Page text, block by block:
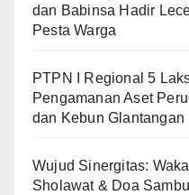
dan Babinsa Hadir
Pesta Warga
PTPN I Regional 5
Pengamanan Aset
dan Kebun Glantangan
Wujud Sinergitas:
Sholawat & Doa